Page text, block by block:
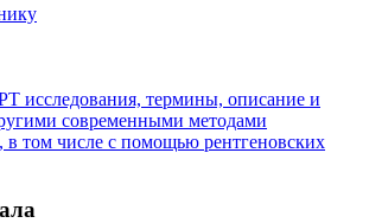
исследования, термины, описание и
современными методами
в том числе с помощью рентгеновских